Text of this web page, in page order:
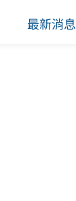
最新消息